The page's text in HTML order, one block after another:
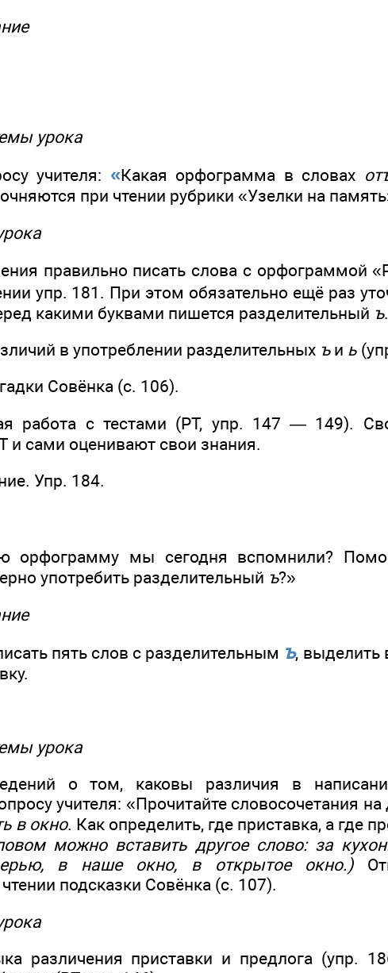
урока
учителя: «Какая орфограмма в словах
при чтении рубрики «Узелки на
правильно писать слова с орфограммой
упр. 181. При этом обязательно ещё раз
какими буквами пишется разделительный ъ.
в употреблении разделительных ъи ь
Совёнка (c. 106).
работа с тестами (РТ, упр. 147 — 149).
и сами оценивают свои знания.
Упр. 184.
орфограмму мы сегодня вспомнили?
употребить разделительный ъ?»
пять слов с разделительным ъ, выделить
урока
о том, каковы различия в
учителя: «Прочитайте словосочетания на
в окно. Как определить, где приставка, а где
можно вставить другое слово: за
в наше окно, в открытое окно.)
подсказки Совёнка (с. 107).
различения приставки и предлога (упр.